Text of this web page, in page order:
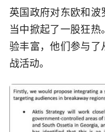
英国政府对东欧和
当中掀起了一股狂
验丰富，他们参与了
战活动。